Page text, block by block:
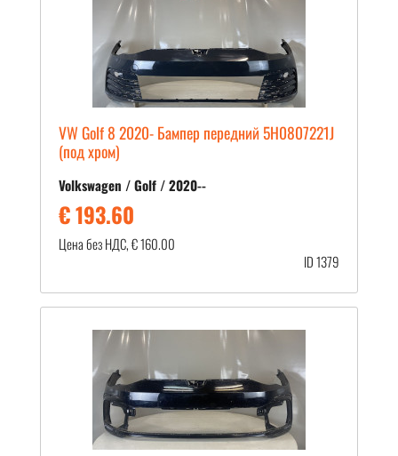
VW Golf 8 2020- Бампер передний 5H0807221J
(под хром)
Volkswagen / Golf / 2020--
€ 193.60
Цена без НДС, € 160.00
ID 1379